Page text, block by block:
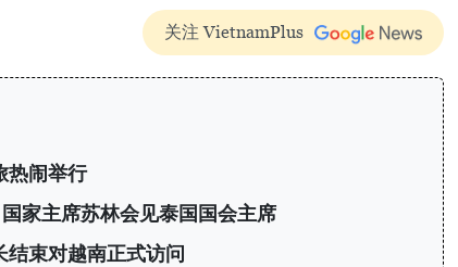
关注 VietnamPlus
热闹举行
家主席苏林会见泰国国会主席
束对越南正式访问